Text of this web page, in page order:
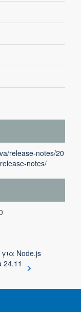
release-notes/20
notes/
Node.js